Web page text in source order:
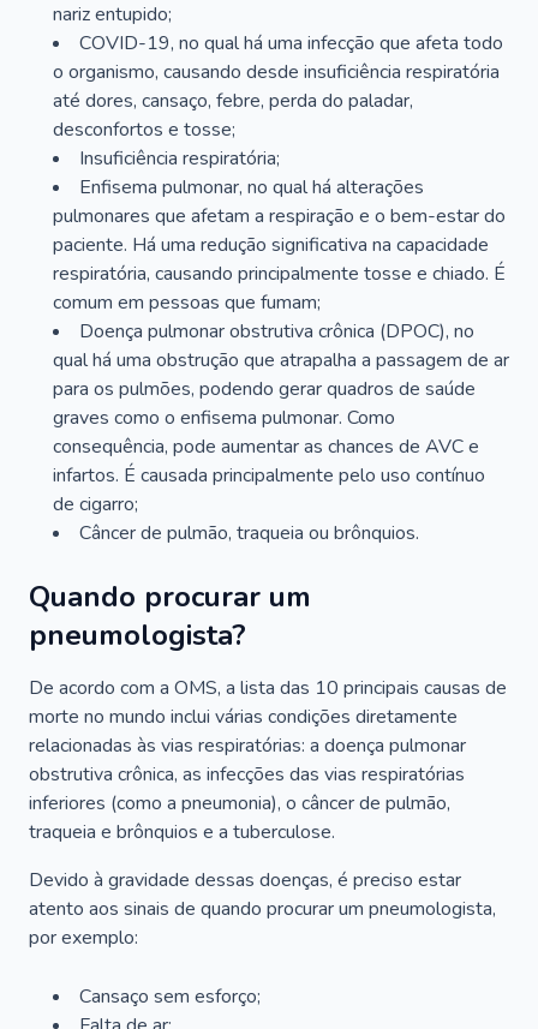
nariz entupido;
COVID-19, no qual há uma infecção que afeta todo
o organismo, causando desde insuficiência respiratória
até dores, cansaço, febre, perda do paladar,
desconfortos e tosse;
Insuficiência respiratória;
Enfisema pulmonar, no qual há alterações
pulmonares que afetam a respiração e o bem-estar do
paciente. Há uma redução significativa na capacidade
respiratória, causando principalmente tosse e chiado. É
comum em pessoas que fumam;
Doença pulmonar obstrutiva crônica (DPOC), no
qual há uma obstrução que atrapalha a passagem de ar
para os pulmões, podendo gerar quadros de saúde
graves como o enfisema pulmonar. Como
consequência, pode aumentar as chances de AVC e
infartos. É causada principalmente pelo uso contínuo
de cigarro;
Câncer de pulmão, traqueia ou brônquios.
Quando procurar um
pneumologista?
De acordo com a OMS, a lista das 10 principais causas de
morte no mundo inclui várias condições diretamente
relacionadas às vias respiratórias: a doença pulmonar
obstrutiva crônica, as infecções das vias respiratórias
inferiores (como a pneumonia), o câncer de pulmão,
traqueia e brônquios e a tuberculose.
Devido à gravidade dessas doenças, é preciso estar
atento aos sinais de quando procurar um pneumologista,
por exemplo:
Cansaço sem esforço;